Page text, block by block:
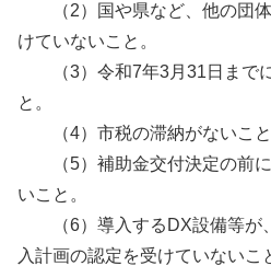
（2）国や県など、他の団体
けていないこと。
（3）令和7年3月31日までに
と。
（4）市税の滞納がないこと
（5）補助金交付決定の前に
いこと。
（6）導入するDX設備等が
入計画の認定を受けていないこ